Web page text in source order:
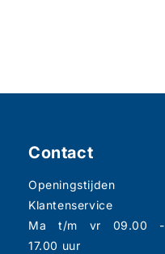
Contact
Openingstijden
Klantenservice
Ma t/m vr 09.00 -
17.00 uur